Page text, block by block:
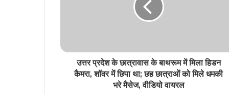
उत्तर प्रदेश के छात्रावास के बाथरूम में मिला हिडन
कैमरा, शॉवर में छिपा था; छह छात्राओं को मिले धमकी
भरे मैसेज, वीडियो वायरल